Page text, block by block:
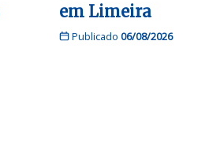
em Limeira
Publicado 06/08/2026